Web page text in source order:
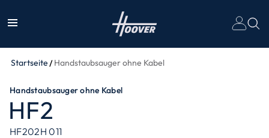
Startseite Handstaubsauger ohne Kabel
Handstaubsauger ohne Kabel
HF2
HF202H 011